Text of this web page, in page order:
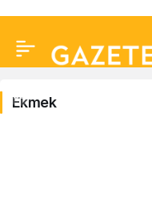
Ekmek
Ekmek